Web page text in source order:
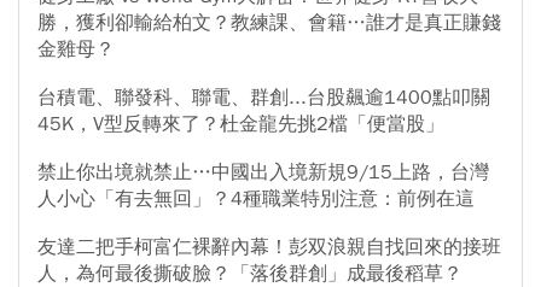
勝，獲利卻輸給柏文？教練課、會籍…誰才是真正賺錢
金雞母？
台積電、聯發科、聯電、群創...台股飆逾1400點叩關
45K，V型反轉來了？杜金龍先挑2檔「便當股」
禁止你出境就禁止…中國出入境新規9/15上路，台灣
人小心「有去無回」？4種職業特別注意：前例在這
友達二把手柯富仁裸辭內幕！彭双浪親自找回來的接班
人，為何最後撕破臉？「落後群創」成最後稻草？